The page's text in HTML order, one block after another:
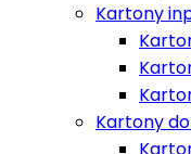
Kartony
Kartony